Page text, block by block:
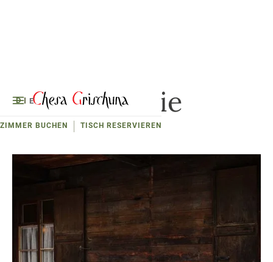
D E
ZIMMER BUCHEN TISCH RESERVIEREN
Galerie